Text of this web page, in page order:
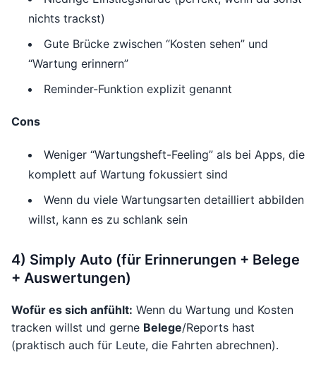
nichts trackst)
Gute Brücke zwischen “Kosten sehen” und
“Wartung erinnern”
Reminder-Funktion explizit genannt
Cons
Weniger “Wartungsheft-Feeling” als bei Apps, die
komplett auf Wartung fokussiert sind
Wenn du viele Wartungsarten detailliert abbilden
willst, kann es zu schlank sein
4) Simply Auto (für Erinnerungen + Belege
+ Auswertungen)
Wofür es sich anfühlt: Wenn du Wartung und Kosten
tracken willst und gerne Belege/Reports hast
(praktisch auch für Leute, die Fahrten abrechnen).